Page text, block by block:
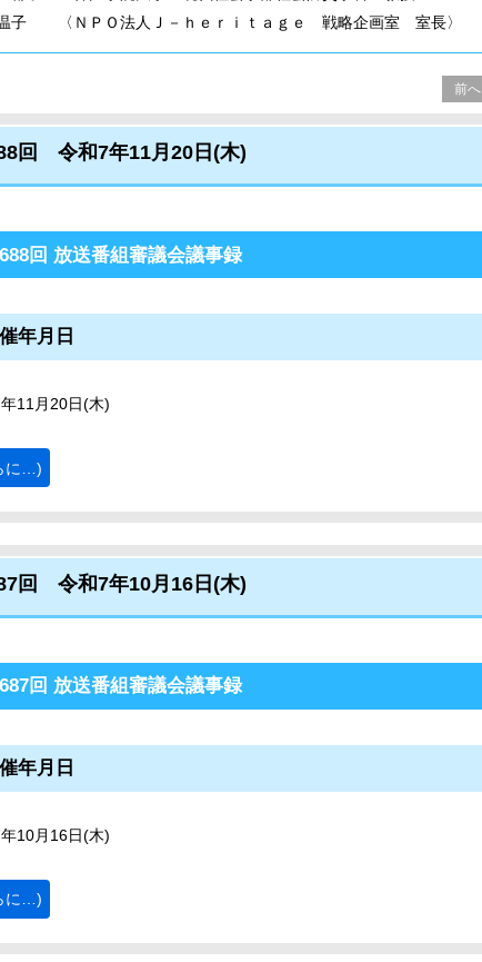
子 〈ＮＰＯ法人Ｊ－ｈｅｒｉｔａｇｅ 戦略企画室 室長〉
前へ
回 令和7年11月20日(木)
回 放送番組審議会議事録
年月日
11月20日(木)
に…)
回 令和7年10月16日(木)
回 放送番組審議会議事録
年月日
10月16日(木)
に…)